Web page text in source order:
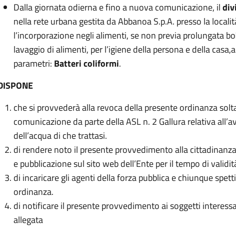
Dalla giornata odierna e fino a nuova comunicazione, il
nella rete urbana gestita da Abbanoa S.p.A. presso la
l’incorporazione negli alimenti, se non previa prolungata
lavaggio di alimenti, per l’igiene della persona e della casa,
parametri: Batteri coliformi.
che si provvederà alla revoca della presente ordinanza
comunicazione da parte della ASL n. 2 Gallura relativa
dell’acqua di che trattasi.
di rendere noto il presente provvedimento alla
e pubblicazione sul sito web dell’Ente per il tempo di
di incaricare gli agenti della forza pubblica e chiunque
ordinanza.
di notificare il presente provvedimento ai soggetti
allegata